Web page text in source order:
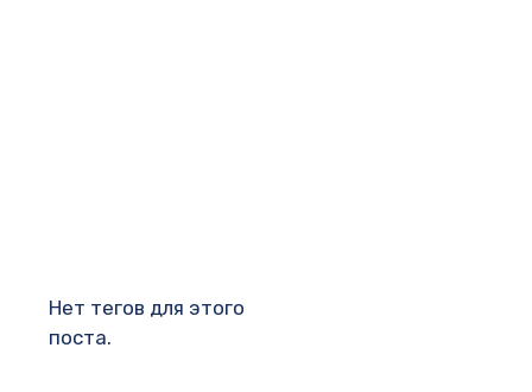
Нет тегов для этого
поста.